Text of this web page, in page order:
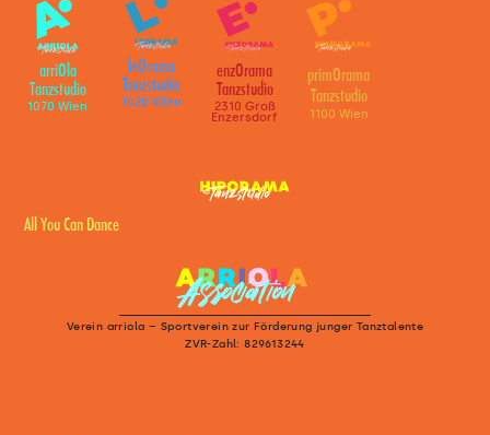
arriOla
Tanzstudio
1070 Wien
leOrama
Tanzstudio
1020 Wien
enzOrama
Tanzstudio
2310 Groß
Enzersdorf
primOrama
Tanzstudio
1100 Wien
All You Can Dance
Verein arriola – Sportverein zur Förderung junger Tanztalente
ZVR-Zahl: 829613244